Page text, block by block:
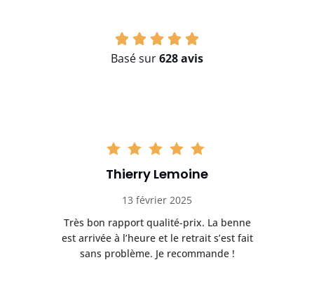
Basé sur628 avis
Thierry Lemoine
13 février 2025
Très bon rapport qualité-prix. La benne
est arrivée à l’heure et le retrait s’est fait
sans problème. Je recommande !